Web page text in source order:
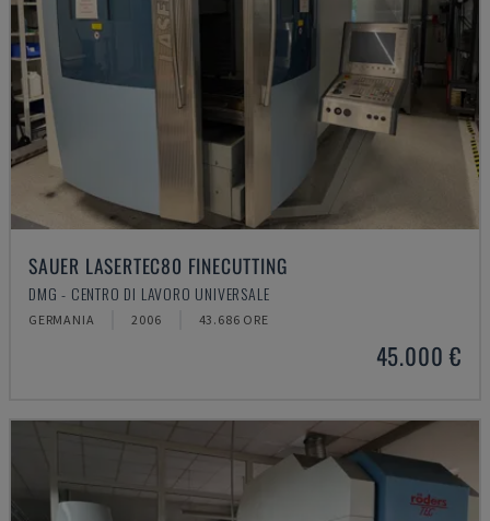
SAUER LASERTEC80 FINECUTTING
DMG - CENTRO DI LAVORO UNIVERSALE
GERMANIA 2006 43.686 ORE
45.000 €